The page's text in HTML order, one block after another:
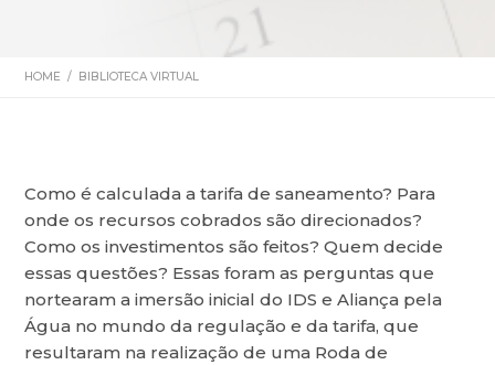
HOME / BIBLIOTECA VIRTUAL
Como é calculada a tarifa de saneamento? Para
onde os recursos cobrados são direcionados?
Como os investimentos são feitos? Quem decide
essas questões? Essas foram as perguntas que
nortearam a imersão inicial do IDS e Aliança pela
Água no mundo da regulação e da tarifa, que
resultaram na realização de uma Roda de